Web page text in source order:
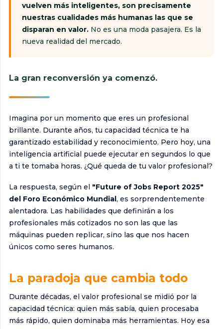
vuelven más inteligentes, son precisamente
nuestras cualidades más humanas las que se
disparan en valor. No es una moda pasajera. Es la
nueva realidad del mercado.
La gran reconversión ya comenzó.
Imagina por un momento que eres un profesional
brillante. Durante años, tu capacidad técnica te ha
garantizado estabilidad y reconocimiento. Pero hoy, una
inteligencia artificial puede ejecutar en segundos lo que
a ti te tomaba horas. ¿Qué queda de tu valor profesional?
La respuesta, según el "Future of Jobs Report 2025"
del Foro Económico Mundial, es sorprendentemente
alentadora. Las habilidades que definirán a los
profesionales más cotizados no son las que las
máquinas pueden replicar, sino las que nos hacen
únicos como seres humanos.
La paradoja que cambia todo
Durante décadas, el valor profesional se midió por la
capacidad técnica: quien más sabía, quien procesaba
más rápido, quien dominaba más herramientas. Hoy esa